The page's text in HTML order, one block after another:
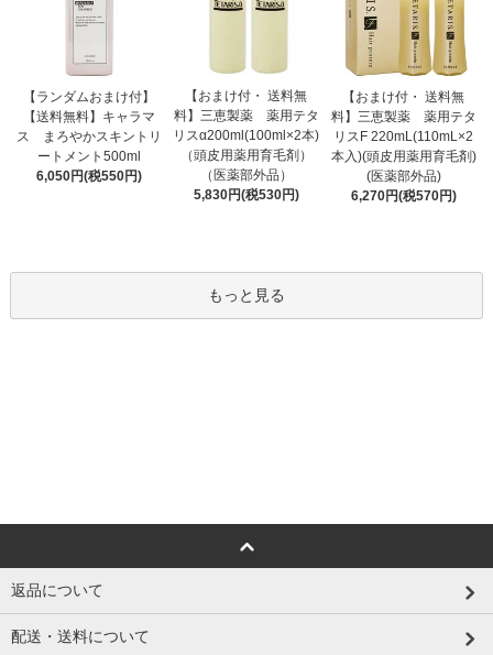
【ランダムおまけ付】
【送料無料】キャラマ
ス まろやかスキントリ
ートメント500ml
6,050円(税550円)
【おまけ付・ 送料無
料】三恵製薬 薬用テタ
リスα200ml(100ml×2本)
（頭皮用薬用育毛剤）
（医薬部外品）
5,830円(税530円)
【おまけ付・ 送料無
料】三恵製薬 薬用テタ
リスF 220mL(110mL×2
本入)(頭皮用薬用育毛剤)
(医薬部外品)
6,270円(税570円)
もっと見る
返品について
配送・送料について